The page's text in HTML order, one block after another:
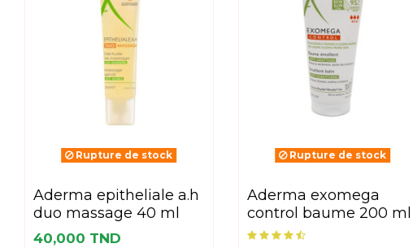
Rupture de stock
aderma epitheliale a.h
duo massage 40 ml
40,000 TND
Rupture de stock
aderma exomega
control baume 200 ml